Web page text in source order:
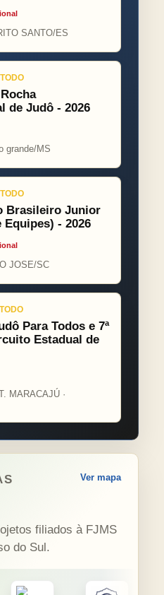
SANTO/ES
de Judô - 2026
grande/MS
Brasileiro Junior
- 2026
JOSE/SC
Para Todos e 7ª
Estadual de
MARACAJÚ ·
Ver mapa
filiados à FJMS
do Sul.